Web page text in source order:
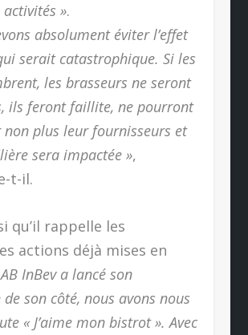
».
absolument éviter l’effet
serait catastrophique. Si les
les brasseurs ne seront
ils feront faillite, ne pourront
non plus leur fournisseurs et
sera impactée »,
t-il.
qu’il rappelle les
actions déjà mises en
InBev a lancé son
son côté, nous avons nous
« J’aime mon bistrot ». Avec